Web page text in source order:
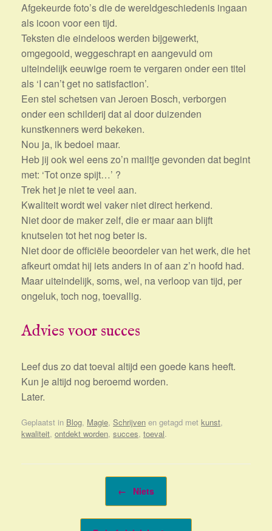
Afgekeurde foto’s die de wereldgeschiedenis ingaan
als icoon voor een tijd.
Teksten die eindeloos werden bijgewerkt,
omgegooid, weggeschrapt en aangevuld om
uiteindelijk eeuwige roem te vergaren onder een titel
als ‘I can’t get no satisfaction’.
Een stel schetsen van Jeroen Bosch, verborgen
onder een schilderij dat al door duizenden
kunstkenners werd bekeken.
Nou ja, ik bedoel maar.
Heb jij ook wel eens zo’n mailtje gevonden dat begint
met: ‘Tot onze spijt…’ ?
Trek het je niet te veel aan.
Kwaliteit wordt wel vaker niet direct herkend.
Niet door de maker zelf, die er maar aan blijft
knutselen tot het nog beter is.
Niet door de officiële beoordeler van het werk, die het
afkeurt omdat hij iets anders in of aan z’n hoofd had.
Maar uiteindelijk, soms, wel, na verloop van tijd, per
ongeluk, toch nog, toevallig.
Advies voor succes
Leef dus zo dat toeval altijd een goede kans heeft.
Kun je altijd nog beroemd worden.
Later.
Geplaatst in Blog, Magie, Schrijven en getagd met kunst,
kwaliteit, ontdekt worden, succes, toeval.
← Niets